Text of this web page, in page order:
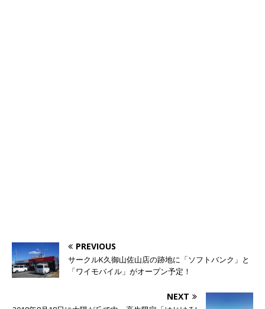
PREVIOUS
サークルK久御山佐山店の跡地に「ソフトバンク」と
「ワイモバイル」がオープン予定！
NEXT